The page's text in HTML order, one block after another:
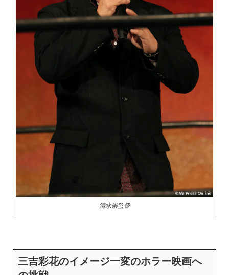
清水崇監督
三吉彩花のイメージ一変のホラー映画へ